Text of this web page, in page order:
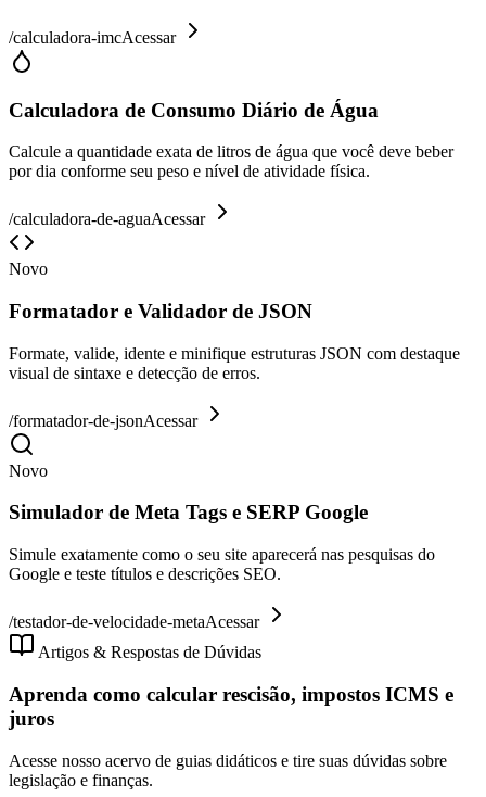
/calculadora-imcAcessar
Calculadora de Consumo Diário de Água
Calcule a quantidade exata de litros de água que você deve beber
por dia conforme seu peso e nível de atividade física.
/calculadora-de-aguaAcessar
Novo
Formatador e Validador de JSON
Formate, valide, idente e minifique estruturas JSON com destaque
visual de sintaxe e detecção de erros.
/formatador-de-jsonAcessar
Novo
Simulador de Meta Tags e SERP Google
Simule exatamente como o seu site aparecerá nas pesquisas do
Google e teste títulos e descrições SEO.
/testador-de-velocidade-metaAcessar
Artigos & Respostas de Dúvidas
Aprenda como calcular rescisão, impostos ICMS e
juros
Acesse nosso acervo de guias didáticos e tire suas dúvidas sobre
legislação e finanças.